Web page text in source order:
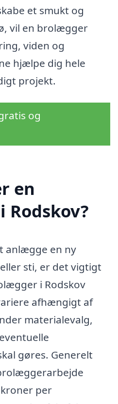
et smukt og
vil en brolægger
viden og
hjælpe dig hele
projekt.
og
en
anlægge en ny
sti, er det vigtigt
i Rodskov
afhængigt af
materialevalg,
gøres. Generelt
per